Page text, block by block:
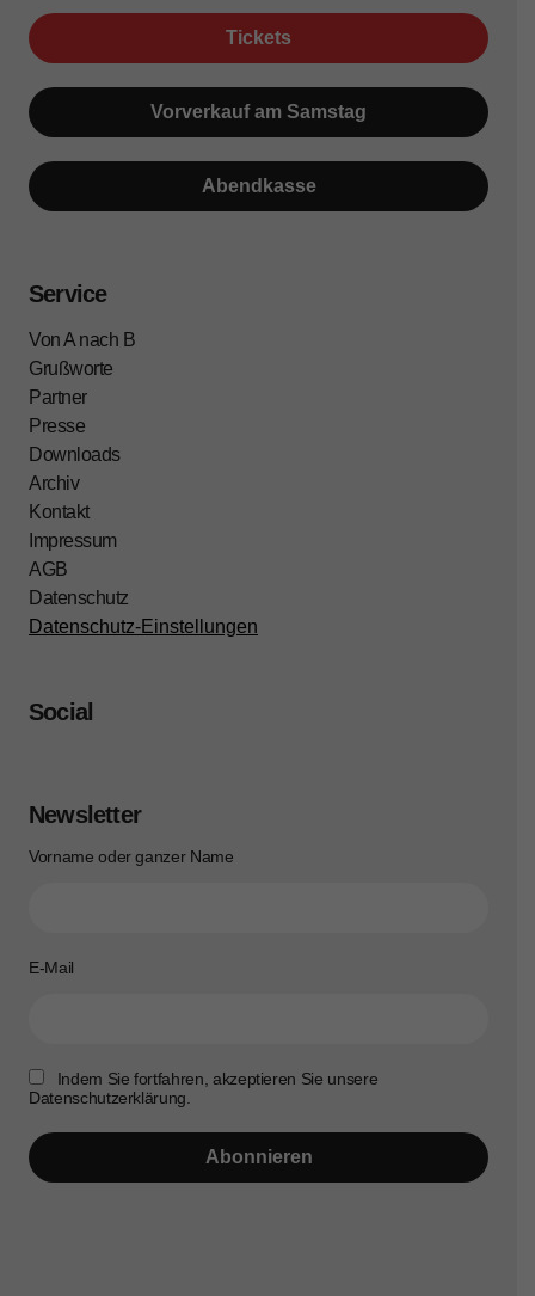
Tickets
Vorverkauf am Samstag
Abendkasse
Service
Von A nach B
Grußworte
Partner
Presse
Downloads
Archiv
Kontakt
Impressum
AGB
Datenschutz
Datenschutz-Einstellungen
Social
Newsletter
Vorname oder ganzer Name
E-Mail
Indem Sie fortfahren, akzeptieren Sie unsere
Datenschutzerklärung.